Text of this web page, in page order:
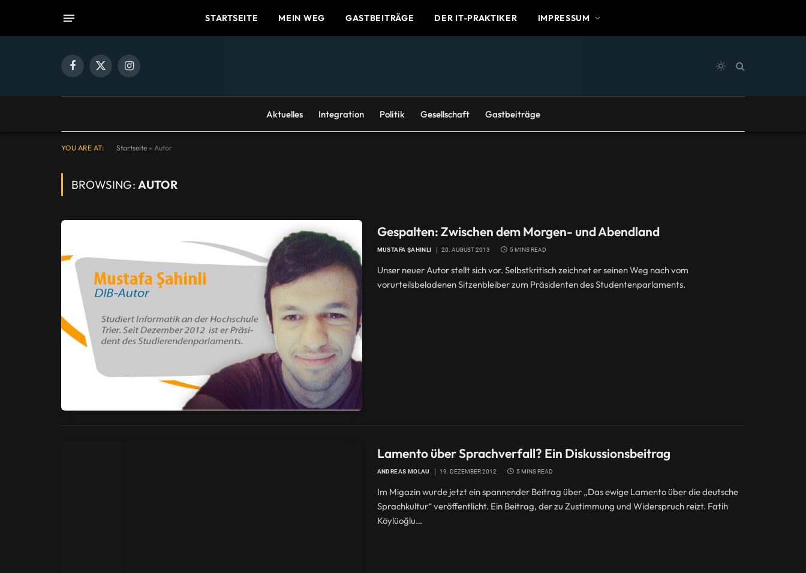
STARTSEITE MEIN WEG GASTBEITRÄGE DER IT-PRAKTIKER IMPRESSUM
Facebook
X
Instagram
Aktuelles Integration Politik Gesellschaft Gastbeiträge
YOU ARE AT: Startseite » Autor
BROWSING: AUTOR
Gespalten: Zwischen dem Morgen- und Abendland
MUSTAFA ŞAHINLI 20. AUGUST 2013 5 MINS READ
Unser neuer Autor stellt sich vor. Selbstkritisch zeichnet er seinen Weg nach vom
vorurteilsbeladenen Sitzenbleiber zum Präsidenten des Studentenparlaments.
Lamento über Sprachverfall? Ein Diskussionsbeitrag
ANDREAS MOLAU 19. DEZEMBER 2012 5 MINS READ
Im Migazin wurde jetzt ein spannender Beitrag über „Das ewige Lamento über die deutsche
Sprachkultur“ veröffentlicht. Ein Beitrag, der zu Zustimmung und Widerspruch reizt. Fatih
Köylüoğlu…